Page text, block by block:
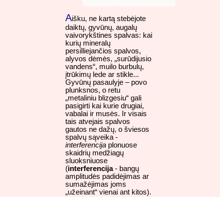
Aišku, ne kartą stebėjote
daiktų, gyvūnų, augalų
vaivorykštines spalvas: kai
kurių mineralų
persilliejančios spalvos,
alyvos dėmės, „surūdijusio
vandens“, muilo burbulų,
įtrūkimų lede ar stikle...
Gyvūnų pasaulyje – povo
plunksnos, o retu
„metaliniu blizgesiu“ gali
pasigirti kai kurie drugiai,
vabalai ir musės. Ir visais
tais atvejais spalvos
gautos ne dažų, o šviesos
spalvų sąveika -
interferencija plonuose
skaidrių medžiagų
sluoksniuose
(interferencija- bangų
amplitudės padidėjimas ar
sumažėjimas joms
„užeinant“ vienai ant kitos).